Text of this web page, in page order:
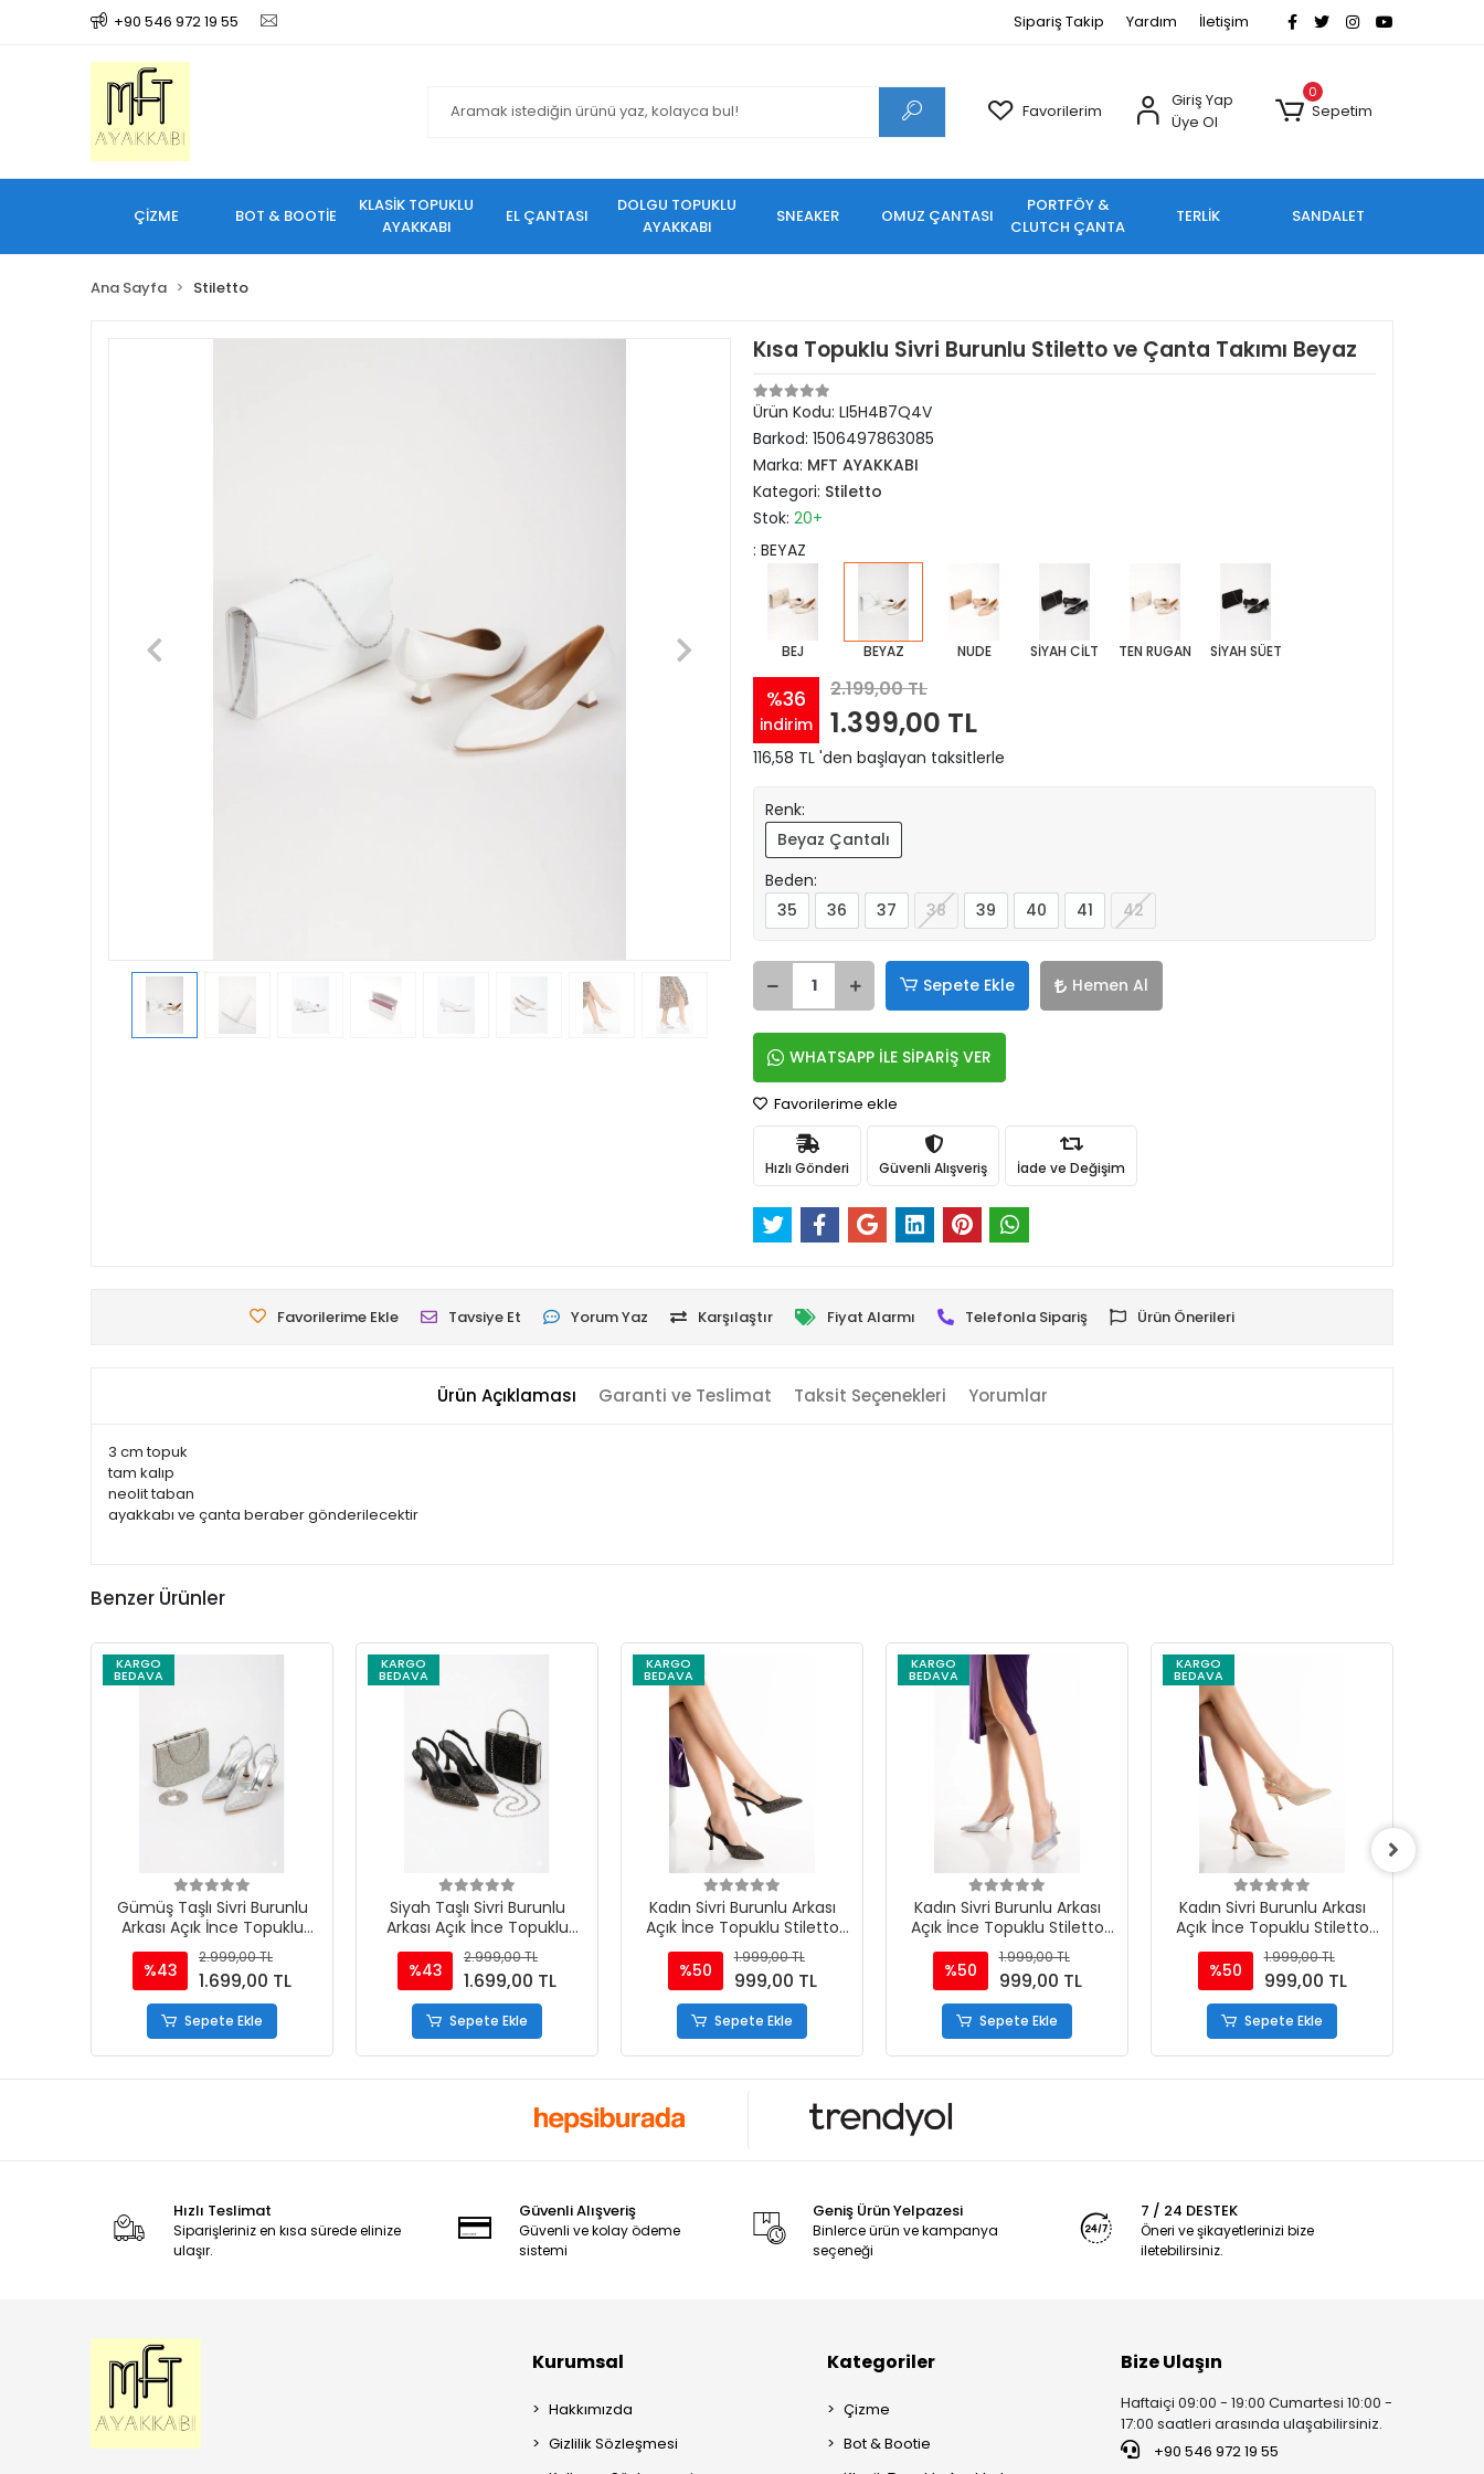
+90 546 972 19 55 Sipariş Takip Yardım İletişim
Favorilerim
Giriş Yap
Üye Ol
0
Sepetim
ÇİZME BOT & BOOTİE
KLASİK TOPUKLU
AYAKKABI
EL ÇANTASI
DOLGU TOPUKLU
AYAKKABI
SNEAKER OMUZ ÇANTASI
PORTFÖY &
CLUTCH ÇANTA
TERLİK SANDALET
Ana Sayfa Stiletto
Kısa Topuklu Sivri Burunlu Stiletto ve Çanta Takımı Beyaz
Ürün Kodu: LI5H4B7Q4V
Barkod: 1506497863085
Marka: MFT AYAKKABI
Kategori: Stiletto
Stok: 20+
: BEYAZ
BEJ BEYAZ NUDE SİYAH CİLT TEN RUGAN SİYAH SÜET
%36
indirim
2.199,00 TL
1.399,00 TL
116,58 TL 'den başlayan taksitlerle
Renk:
Beyaz Çantalı
Beden:
35
36 37 38 39 40 41 42
Sepete Ekle Hemen Al
WHATSAPP İLE SİPARİŞ VER
Favorilerime ekle
Hızlı Gönderi Güvenli Alışveriş İade ve Değişim
Favorilerime Ekle Tavsiye Et Yorum Yaz Karşılaştır Fiyat Alarmı Telefonla Sipariş Ürün Önerileri
Ürün Açıklaması Garanti ve Teslimat Taksit Seçenekleri Yorumlar
3 cm topuk
tam kalıp
neolit taban
ayakkabı ve çanta beraber gönderilecektir
Benzer Ürünler
KARGO
BEDAVA
Gümüş Taşlı Sivri Burunlu
Arkası Açık İnce Topuklu
Stiletto ve Çanta Takımı
%43
2.999,00 TL
1.699,00 TL
Sepete Ekle
KARGO
BEDAVA
Siyah Taşlı Sivri Burunlu
Arkası Açık İnce Topuklu
Stiletto ve Çanta Takımı
%43
2.999,00 TL
1.699,00 TL
Sepete Ekle
KARGO
BEDAVA
Kadın Sivri Burunlu Arkası
Açık İnce Topuklu Stiletto
Siyah Taşlı
%50
1.999,00 TL
999,00 TL
Sepete Ekle
KARGO
BEDAVA
Kadın Sivri Burunlu Arkası
Açık İnce Topuklu Stiletto
Gümüş Taşlı
%50
1.999,00 TL
999,00 TL
Sepete Ekle
KARGO
BEDAVA
Kadın Sivri Burunlu Arkası
Açık İnce Topuklu Stiletto
Altın Taşlı
%50
1.999,00 TL
999,00 TL
Sepete Ekle
Hızlı Teslimat
Siparişleriniz en kısa sürede elinize
ulaşır.
Güvenli Alışveriş
Güvenli ve kolay ödeme
sistemi
Geniş Ürün Yelpazesi
Binlerce ürün ve kampanya
seçeneği
7 / 24 DESTEK
Öneri ve şikayetlerinizi bize
iletebilirsiniz.
Kurumsal
Hakkımızda
Gizlilik Sözleşmesi
Kategoriler
Çizme
Bot & Bootie
Bize Ulaşın
Haftaiçi 09:00 - 19:00 Cumartesi 10:00 -
17:00 saatleri arasında ulaşabilirsiniz.
+90 546 972 19 55